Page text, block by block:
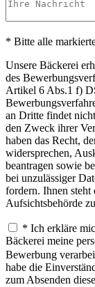
* Bitte alle
Unsere Bäckerei
des
Artikel 6 Abs.1 f)
an Dritte findet
den Zweck ihrer
haben das Recht,
widersprechen,
beantragen sowie
bei unzulässiger
fordern. Ihnen steht
Aufsichtsbehörde
* Ich erkläre
Bäckerei meine
Bewerbung
habe die
zum Absenden